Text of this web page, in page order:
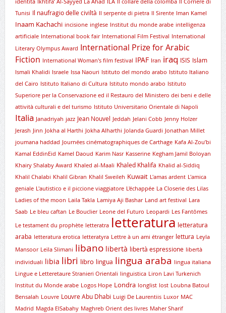
identità Ikhtifa’ Al-Sayyed La Ahad ILA Il collare della colomba Il Corriere di
Tunisi Il naufragio delle civiltà Il serpente di pietra Il Sirente Iman Kamel
Inaam Kachachi incisione inglese Institut du monde arabe intelligenza
artificiale International book fair International Film Festival International
Literary Olympus Award International Prize for Arabic
Fiction International Woman's film festival IPAF Iran iraq ISIS Islam
Ismali Khalidi Israele Issa Naouri Istituto del mondo arabo Istituto Italiano
del Cairo Istituto Italiano di Cultura Istituto mondo arabo Istituto
Superiore per la Conservazione ed il Restauro del Ministero dei beni e delle
attività culturali e del turismo Istituto Universitario Orientale di Napoli
Italia Janadriyah jazz Jean Nouvel Jeddah Jelani Cobb Jenny Holzer
Jerash Jinn Jokha al Harthi Jokha Alharthi Jolanda Guardi Jonathan Millet
joumana haddad Journées cinématographiques de Carthage Kafa Al-Zou’bi
Kamal EddinEid Kamel Daoud Karim Nasr Kasserine Kegham Jamil Boloyan
Khairy Shalaby Award Khaled al-Maali Khaled Khalifa Khalid al-Siddiq
Khalil Chalabi Khalil Gibran Khalil Sweileh Kuwait L'amas ardent L'amica
geniale L'autistico e il piccione viaggiatore L'échappée La Closerie des Lilas
Ladies of the moon Laila Takla Lamiya Aji Bashar Land art festival Lara
Saab Le bleu caftan Le Bouclier Leone del Futuro Leopardi Les Fantômes
Le testament du prophète letteratra letteratura letteratura
araba letteratura erotica letteratyra Lettre à un ami étranger lettura Leyla
Mansoor Leïla Slimani libano libertà libertà espressione libertà
individuali libia libri libro lingua lingua araba lingua italiana
Lingue e Letteretaure Stranieri Orientali linguistica Liron Lavi Turkenich
lnstitut du Monde arabe Logos Hope Londra longlist lost Loubna Batoul
Bensalah Louvre Louvre Abu Dhabi Luigi De Laurentiis Luxor MAC
Madrid Magda ElSabahy Maghreb Orient des livres Maher Sharif